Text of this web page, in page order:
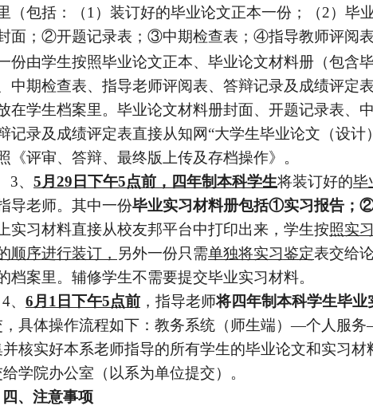
（包括：（1）装订好的毕业论文正本一份；（2）毕
面；②开题记录表；③中期检查表； ④指导教师评阅表
份由学生按照毕业论文正本、毕业论文材料册（包含
中期检查表、 指导老师评阅表、答辩记录及成绩评定
在学生档案里。毕业论文材料册封面、 开题记录表、
记录及成绩评定表直接从知网“大学生毕业论文（设计
《评审、答辩、最终版上传及存档操作》。
3、 5月 29日下午5点前， 四年制本科学生将装订好的毕
导老师。其中一份毕业实习材料册包括①实习报告；
实习材料直接从校友邦平台中打印出来，学生按照实
顺序进行装订， 另外一份只需单独将实习鉴定表交给
档案里。 辅修学生不需要提交毕业实习材料。
4、 6月 1日下午5点前 ， 指导老师将四年制本科学生毕业
具体操作流程如下：教务系统（师生端）—个人服务
核实好本系老师指导的所有学生的毕业论文和实习
给学院办公室（以系为单位提交）。
四、注意事项